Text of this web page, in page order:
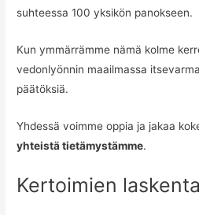
suhteessa 100 yksikön panokseen.
Kun ymmärrämme nämä kolme
vedonlyönnin maailmassa
päätöksiä.
Yhdessä voimme oppia ja jakaa
yhteistä tietämystämme.
Kertoimien